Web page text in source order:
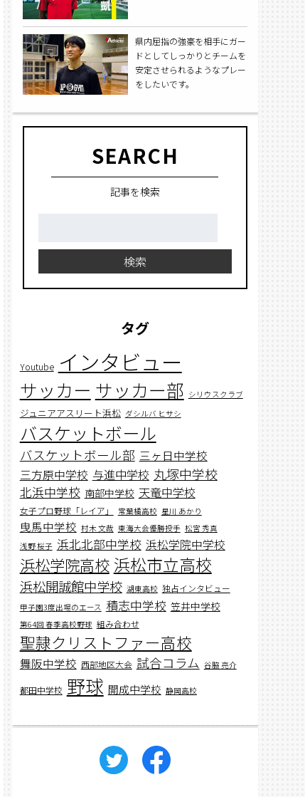
県内屈指の強豪を相手にガー
ドとしてしっかりとチームを
安定させられるようなプレー
をしたいです。
SEARCH
記事を検索
検索
タグ
Youtube インタビュー
サッカー サッカー部 シリウスクラブ
ジュニアアスリート浜松 ダシルバ ヒサシ
バスケットボール
バスケットボール部 三ヶ日中学校
三方原中学校 与進中学校 丸塚中学校
北浜中学校 南部中学校 天竜中学校
女子プロ野球「レイア」 常葉橘高校 星川 あかり
曳馬中学校 村木 文哉 東海大会優勝投手 松宮 秀真
浅野 桜子 浜北北部中学校 浜松学院中学校
浜松学院高校 浜松市立高校
浜松開誠館中学校 湖東高校 独占インタビュー
甲子園3度出場のエース 積志中学校 笠井中学校
第64回 春季高校野球 組み合わせ
聖隷クリストファー高校
舞阪中学校 西部地区大会 試合コラム 谷脇 亮介
都田中学校 野球 開成中学校 静岡高校